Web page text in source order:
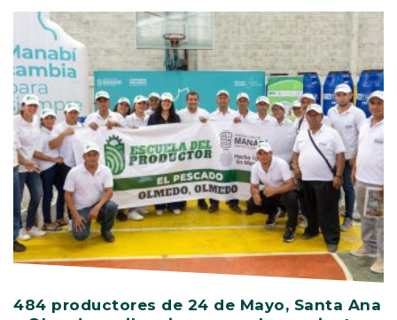
484 productores de 24 de Mayo, Santa Ana